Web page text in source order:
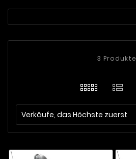
3 Produkte
Verkäufe, das Höchste zuerst